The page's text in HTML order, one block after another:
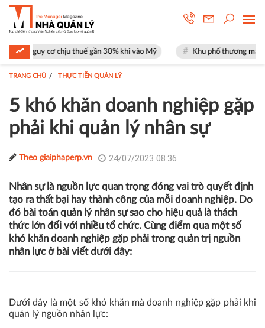
cơ chịu thuế gần 30% khi vào Mỹ Khu phố thương mại SOHO tại
TRANG CHỦ THỰC TIỄN QUẢN LÝ
5 khó khăn doanh nghiệp gặp
phải khi quản lý nhân sự
Theo giaiphaperp.vn 24/07/2023 08:36
Nhân sự là nguồn lực quan trọng đóng vai trò quyết định
tạo ra thất bại hay thành công của mỗi doanh nghiệp. Do
đó bài toán quản lý nhân sự sao cho hiệu quả là thách
thức lớn đối với nhiều tổ chức. Cùng điểm qua một số
khó khăn doanh nghiệp gặp phải trong quản trị nguồn
nhân lực ở bài viết dưới đây:
Dưới đây là một số khó khăn mà doanh nghiệp gặp phải khi
quản lý nguồn nhân lực: